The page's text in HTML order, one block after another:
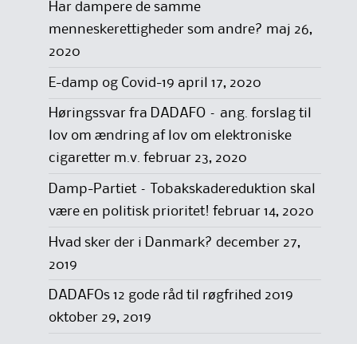
Har dampere de samme
menneskerettigheder som andre? maj 26,
2020
E-damp og Covid-19 april 17, 2020
Høringssvar fra DADAFO – ang. forslag til
lov om ændring af lov om elektroniske
cigaretter m.v. februar 23, 2020
Damp-Partiet – Tobakskadereduktion skal
være en politisk prioritet! februar 14, 2020
Hvad sker der i Danmark? december 27,
2019
DADAFOs 12 gode råd til røgfrihed 2019
oktober 29, 2019